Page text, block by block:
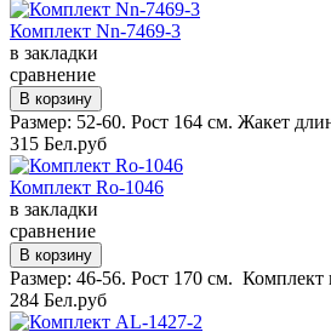
Комплект Nn-7469-3
в закладки
сравнение
Размер: 52-60. Рост 164 см. Жакет
315 Бел.руб
Комплект Ro-1046
в закладки
сравнение
Размер: 46-56. Рост 170 см. Комплект
284 Бел.руб